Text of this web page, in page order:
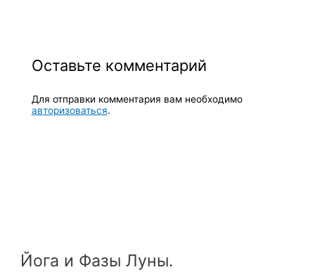
Оставьте комментарий
Для отправки комментария вам необходимо
авторизоваться.
Йога и Фазы Луны.